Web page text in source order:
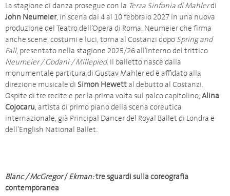
La stagione di danza prosegue con la Terza Sinfonia di Mahlerdi
John Neumeier, in scena dal 4 al 10 febbraio 2027 in una nuova
produzione del Teatro dell’Opera di Roma. Neumeier che firma
anche scene, costumi e luci, torna al Costanzi dopo Spring and
Fall, presentato nella stagione 2025/26 all’interno del trittico
Neumeier / Godani / Millepied. Il balletto nasce dalla
monumentale partitura di Gustav Mahler ed è affidato alla
direzione musicale di Simon Hewett al debutto al Costanzi.
Ospite di tre recite e per la prima volta sul palco capitolino, Alina
Cojocaru, artista di primo piano della scena coreutica
internazionale, già Principal Dancer del Royal Ballet di Londra e
dell’English National Ballet.
Blanc / McGregor/Ekman:tre sguardi sulla coreografia
contemporanea